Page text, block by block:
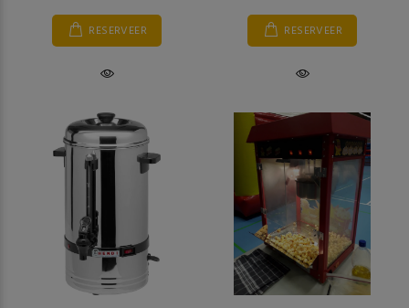
RESERVEER RESERVEER